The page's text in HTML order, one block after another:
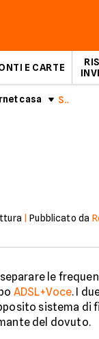
E CARTE
casa Splitter ADSL
|Pubblicato da
le
ADSL+Voce. I
sistema
del dovuto.